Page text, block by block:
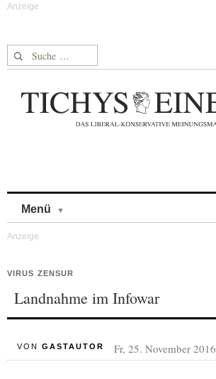
Suche nach:
Menü
VIRUS ZENSUR
Landnahme im Infowar
VON GASTAUTOR Fr, 25. November 2016